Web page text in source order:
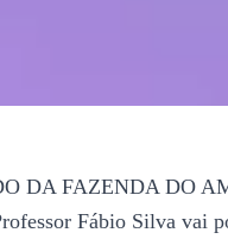
DA FAZENDA DO
Fábio Silva vai